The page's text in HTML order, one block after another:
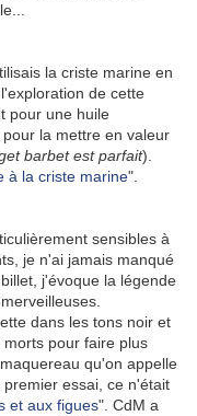
la criste marine en
de cette
pour une huile
la mettre en valeur
barbet est parfait).
à la criste marine".
sensibles à
je n'ai jamais manqué
j'évoque la légende
dans les tons noir et
pour faire plus
qu'on appelle
essai, ce n'était
et aux figues". CdM a